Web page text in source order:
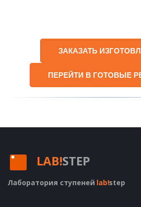
ЗАКАЗАТЬ
ПЕРЕЙТИ В ГОТОВЫЕ
LAB!STEP
Лаборатория ступеней lab!step